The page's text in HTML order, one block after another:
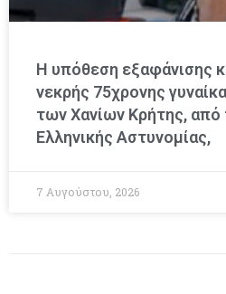
Η υπόθεση εξαφάνισης
νεκρής 75χρονης
των Χανίων Κρήτης, από
Ελληνικής Αστυνομίας,
7 Αυγούστου, 2026